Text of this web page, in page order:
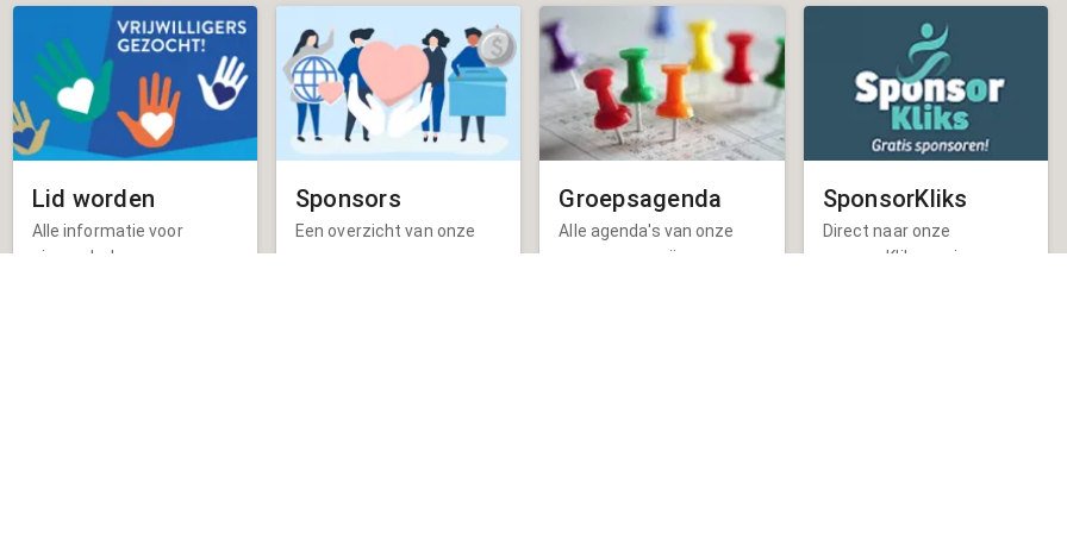
Lid worden
Alle informatie voor
nieuwe leden
Sponsors
Een overzicht van onze
Groepsagenda
Alle agenda's van onze
groep op een rij
SponsorKliks
Direct naar onze
sponsorKliks pagina